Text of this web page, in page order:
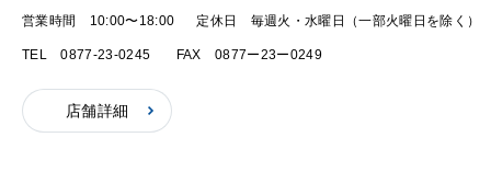
営業時間 10:00〜18:00 定休日 毎週火・水曜日（一部火曜日を除く）
TEL 0877-23-0245 FAX 0877ー23ー0249
店舗詳細